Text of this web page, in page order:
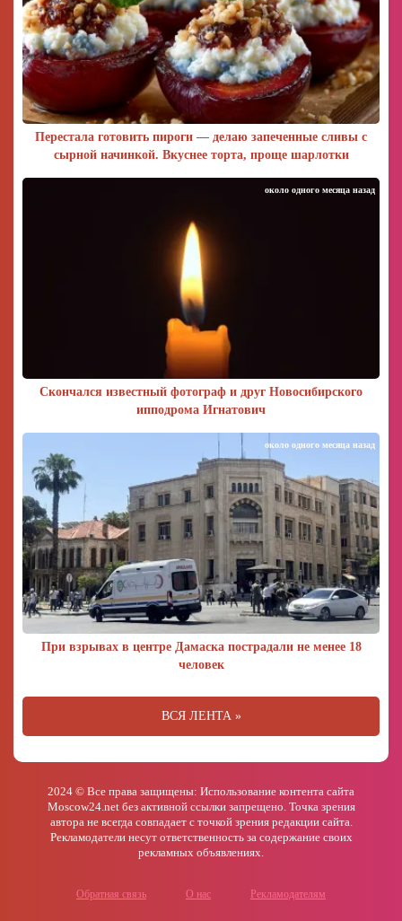
Перестала готовить пироги — делаю запеченные сливы с
сырной начинкой. Вкуснее торта, проще шарлотки
Скончался известный фотограф и друг Новосибирского
ипподрома Игнатович
около одного месяца назад
При взрывах в центре Дамаска пострадали не менее 18
человек
около одного месяца назад
ВСЯ ЛЕНТА »
2024 © Все права защищены: Использование контента сайта
Moscow24.net без активной ссылки запрещено. Точка зрения
автора не всегда совпадает с точкой зрения редакции сайта.
Рекламодатели несут ответственность за содержание своих
рекламных объявлениях.
Обратная связь О нас Рекламодателям